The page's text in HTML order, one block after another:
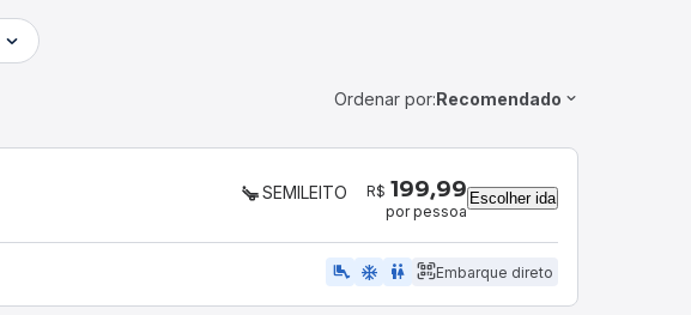
Ordenar por:Recomendado
SEMILEITO R$ 199,99
por pessoa
Escolher ida
airline_seat_legroom_extra ac_unit WC Embarque direto